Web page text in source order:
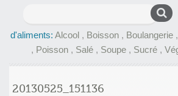
d'aliments: Alcool , Boisson, Boulangerie,
, Poisson , Salé , Soupe , Sucré ,
20130525_151136